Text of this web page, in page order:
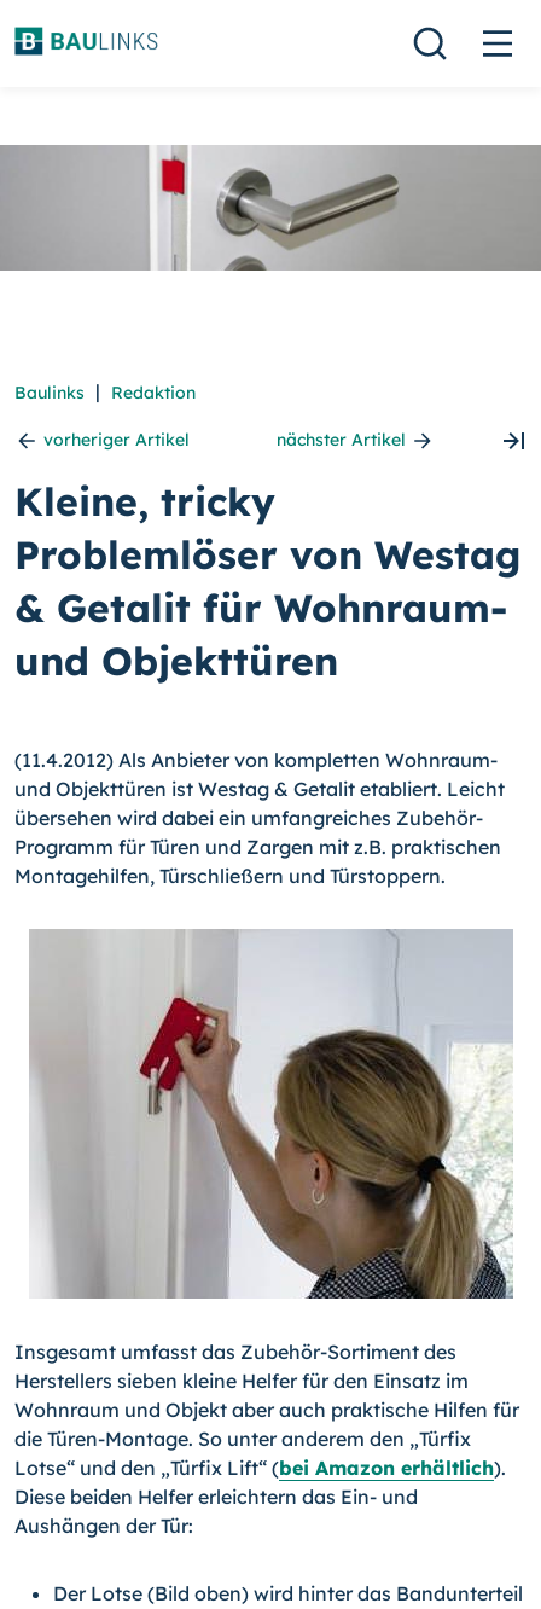
Baulinks | Redaktion
vorheriger Artikel nächster Artikel
Kleine, tricky
Problemlöser von Westag
& Getalit für Wohnraum-
und Objekttüren
(11.4.2012) Als Anbieter von kompletten Wohnraum-
und Objekttüren ist Westag & Getalit etabliert. Leicht
übersehen wird dabei ein umfangreiches Zubehör-
Programm für Türen und Zargen mit z.B. praktischen
Montagehilfen, Türschließern und Türstop­pern.
Insgesamt umfasst das Zubehör-Sortiment des
Herstellers sieben kleine Helfer für den Einsatz im
Wohnraum und Objekt aber auch praktische Hilfen für
die Türen-Montage. So unter anderem den „Türfix
Lotse“ und den „Türfix Lift“ (bei Amazon erhältlich).
Diese beiden Helfer erleichtern das Ein- und
Aushängen der Tür:
Der Lotse (Bild oben) wird hinter das Bandunterteil